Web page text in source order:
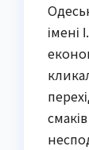
імені